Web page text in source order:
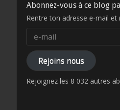
Abonnez-vous à ce blog
Rentre ton adresse e-mail et
mail
Rejoins nous
Rejoignez les 8 032 autres